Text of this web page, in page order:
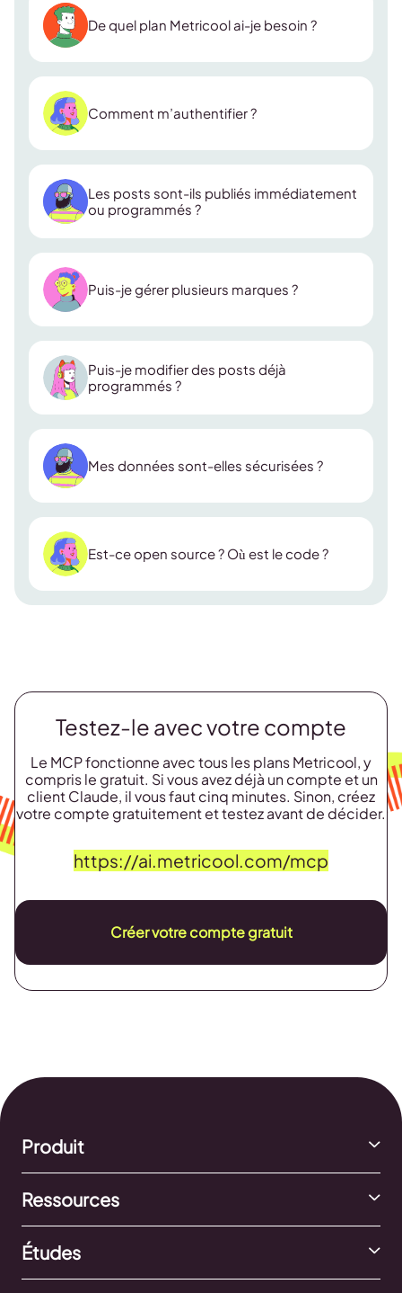
Claude Desktop, Cursor, ChatGPT (mode
développeur), Mistral Le Chat, Make, n8n,
Smithery et Gemini CLI.
De quel plan Metricool ai-je besoin ?
y compris le gratuit
Comment m’authentifier ?
OAuth
Les posts sont-ils publiés immédiatement
ou programmés ?
meilleure heure
Puis-je gérer plusieurs marques ?
Puis-je modifier des posts déjà
programmés ?
Mes données sont-elles sécurisées ?
Est-ce open source ? Où est le code ?
Testez-le avec votre compte
Le MCP fonctionne avec tous les plans Metricool, y
compris le gratuit. Si vous avez déjà un compte et un
client Claude, il vous faut cinq minutes. Sinon, créez
votre compte gratuitement et testez avant de décider.
https://ai.metricool.com/mcp
Créer votre compte gratuit
Produit
Ressources
Études